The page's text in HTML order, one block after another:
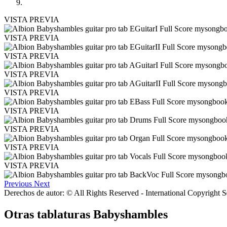
VISTA PREVIA
VISTA PREVIA
VISTA PREVIA
VISTA PREVIA
VISTA PREVIA
VISTA PREVIA
VISTA PREVIA
VISTA PREVIA
VISTA PREVIA
Previous Next
Derechos de autor: © All Rights Reserved - International Copyright
Otras tablaturas Babyshambles